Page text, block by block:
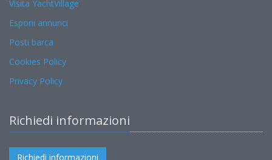
Visita YachtVillage
Esponi annunci
Posti barca
Cookies Policy
Privacy Policy
Richiedi informazioni
Richiedi informazioni